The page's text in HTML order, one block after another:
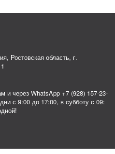
, Ростовская область, г.
и через WhatsApp +7 (928) 157-23-
с 9:00 до 17:00, в субботу с 09: